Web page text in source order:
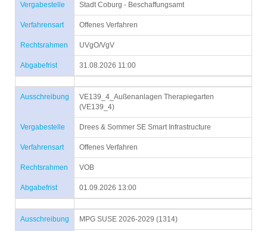
Vergabestelle Stadt Coburg - Beschaffungsamt
Verfahrensart Offenes Verfahren
Rechtsrahmen UVgO/VgV
Abgabefrist 31.08.2026 11:00
Ausschreibung
VE139_4_Außenanlagen Therapiegarten
(VE139_4)
Vergabestelle Drees & Sommer SE Smart Infrastructure
Verfahrensart Offenes Verfahren
Rechtsrahmen VOB
Abgabefrist 01.09.2026 13:00
Ausschreibung MPG SUSE 2026-2029 (1314)